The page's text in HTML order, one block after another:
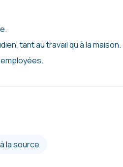
tant au travail qu’à la maison.
la source